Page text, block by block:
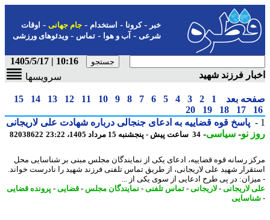
-کرونا-استخدام- جام جهانی-اوقات
شرعی-آب و هوا-تماس-ویدئوهای ورزشی
10:16 | 1405/5/17
فرزند شهید
سرویسها
بعد 1
2
3
4
5
6
7
8
9
10
11
12
13
14
15
17
18
19
20
پاسخ قوه قضاییه به ادعای جنجالی درباره شهادت علی لاریجانی
نو- سیاسی-34 ساعت پیش - پنجشنبه 15 مرداد 1405، 23:22 82038622
رسانه قوه قضاییه، ادعای یکی از نمایندگان مجلس مبنی بر شناسایی محل
شهید علی لاریجانی، از طریق تماس تلفنی فرزند شهید را نادرست خواند.
در پی طرح ادعایی از سوی یکی از ...
لاریجانی-لاریجانی-تماس تلفنی-نمایندگان مجلس-قضایی-پرونده قضایی